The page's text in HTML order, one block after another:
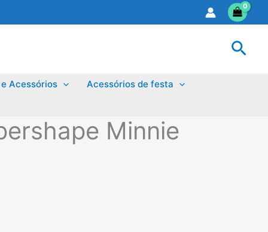
Acessórios
Acessórios de festa
Minnie